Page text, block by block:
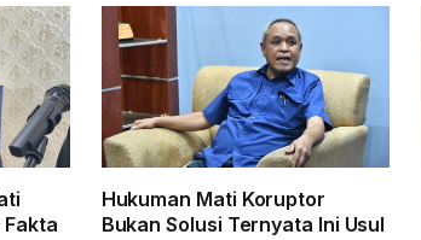
Hukuman Mati Koruptor
Bukan Solusi Ternyata Ini Usul